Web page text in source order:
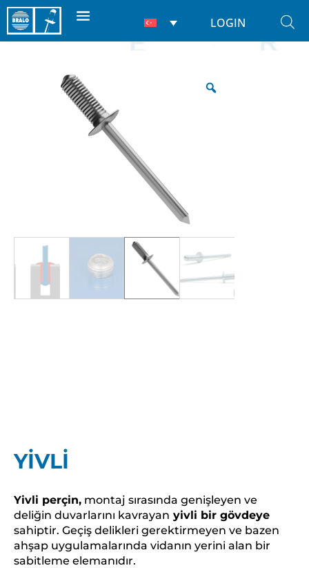
LOGIN
Ana Sayfa Perçİnler/ Kör perçinler/ Yİvlİ
YİVLİ
Yivli perçin, montaj sırasında genişleyen ve
deliğin duvarlarını kavrayan yivli bir gövdeye
sahiptir. Geçiş delikleri gerektirmeyen ve bazen
ahşap uygulamalarında vidanın yerini alan bir
sabitleme elemanıdır.